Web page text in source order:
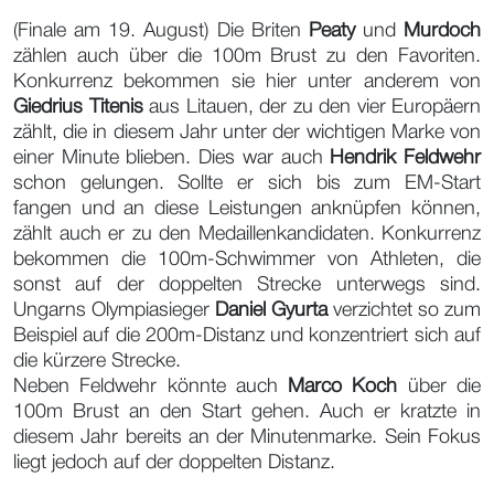
(Finale am 19. August) Die Briten Peatyund
Murdoch
zählen auch über die 100m Brust zu den Favoriten.
Konkurrenz bekommen sie hier unter anderem von
Giedrius Titenisaus Litauen, der zu den vier Europäern
zählt, die in diesem Jahr unter der wichtigen Marke von
einer Minute blieben. Dies war auch
Hendrik Feldwehr
schon gelungen. Sollte er sich bis zum EM-Start
fangen und an diese Leistungen anknüpfen können,
zählt auch er zu den Medaillenkandidaten. Konkurrenz
bekommen die 100m-Schwimmer von Athleten, die
sonst auf der doppelten Strecke unterwegs sind.
Ungarns Olympiasieger Daniel Gyurtaverzichtet so zum
Beispiel auf die 200m-Distanz und konzentriert sich auf
die kürzere Strecke.
Neben Feldwehr könnte auch
Marco Koch über die
100m Brust an den Start gehen. Auch er kratzte in
diesem Jahr bereits an der Minutenmarke. Sein Fokus
liegt jedoch auf der doppelten Distanz.